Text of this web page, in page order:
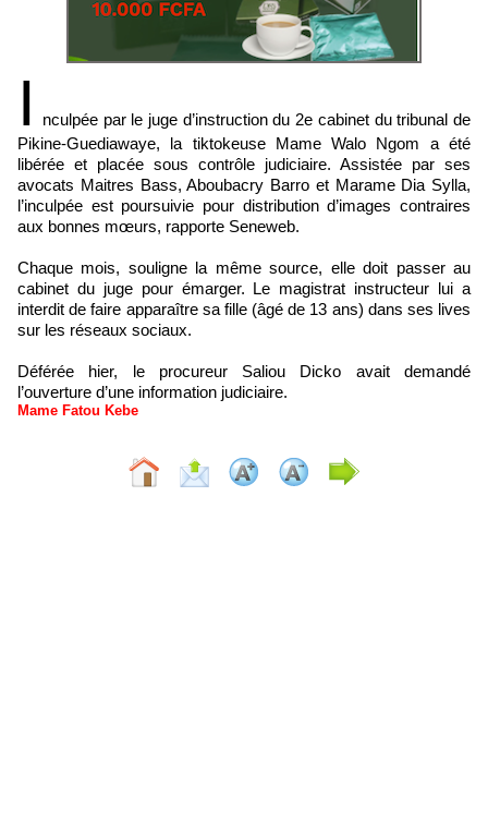
I
nculpée par le juge d’instruction du 2e cabinet du tribunal de
Pikine-Guediawaye, la tiktokeuse Mame Walo Ngom a été
libérée et placée sous contrôle judiciaire. Assistée par ses
avocats Maitres Bass, Aboubacry Barro et Marame Dia Sylla,
l’inculpée est poursuivie pour distribution d’images contraires
aux bonnes mœurs, rapporte Seneweb.
Chaque mois, souligne la même source, elle doit passer au
cabinet du juge pour émarger. Le magistrat instructeur lui a
interdit de faire apparaître sa fille (âgé de 13 ans) dans ses lives
sur les réseaux sociaux.
Déférée hier, le procureur Saliou Dicko avait demandé
l’ouverture d’une information judiciaire.
Mame Fatou Kebe